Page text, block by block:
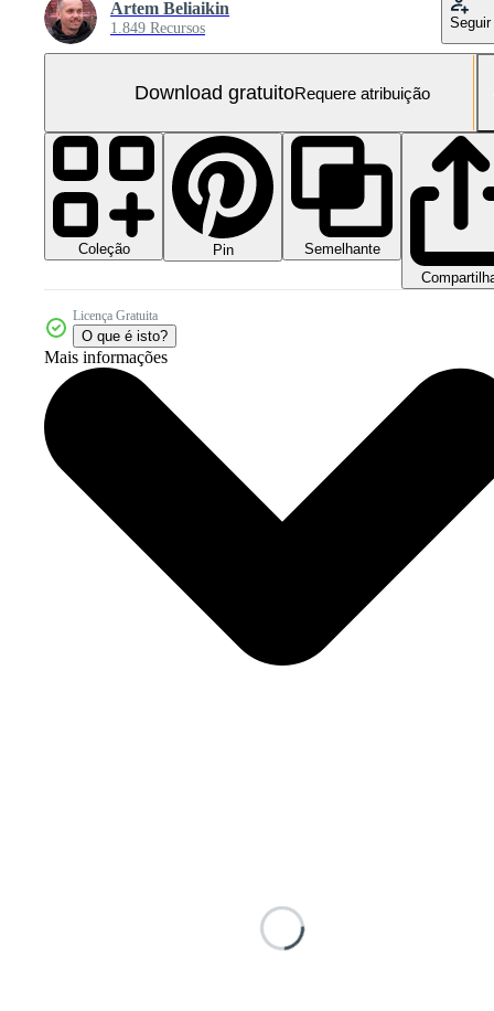
Artem Beliaikin
1.849 Recursos Seguir
Download gratuitoRequere atribuição
Coleção Pin
Semelhante
Licença Gratuita
O que é isto?
Mais informações